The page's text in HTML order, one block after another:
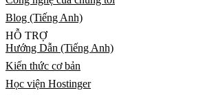
Blog (Tiếng Anh)
HỖ TRỢ
Hướng Dẫn (Tiếng Anh)
Kiến thức cơ bản
Học viện Hostinger